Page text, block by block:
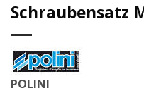
Schraubensatz
POLINI